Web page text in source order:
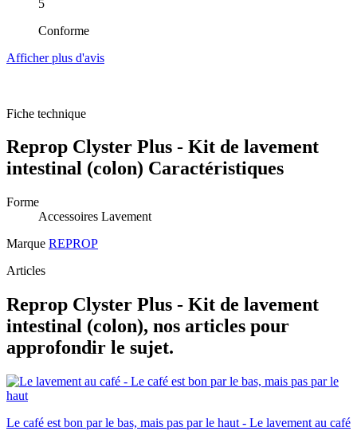
5
Conforme
Afficher plus d'avis
Fiche technique
Reprop Clyster Plus - Kit de lavement
intestinal (colon) Caractéristiques
Forme
Accessoires Lavement
Marque REPROP
Articles
Reprop Clyster Plus - Kit de lavement
intestinal (colon), nos articles pour
approfondir le sujet.
Le café est bon par le bas, mais pas par le haut - Le lavement au café